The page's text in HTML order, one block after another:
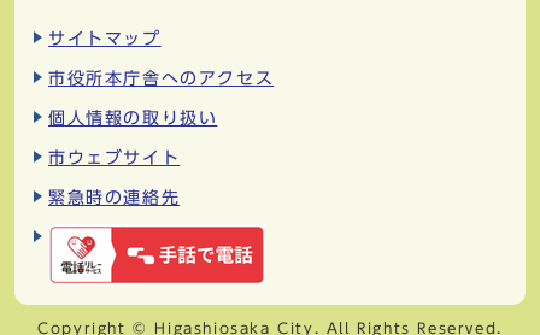
サイトマップ
市役所本庁舎へのアクセス
個人情報の取り扱い
市ウェブサイト
緊急時の連絡先
Copyright © Higashiosaka City. All Rights Reserved.